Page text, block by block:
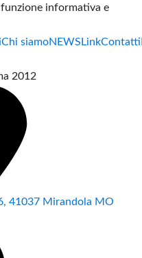
informativa e
Chi siamoNEWS LinkContatti
2012
41037 Mirandola MO